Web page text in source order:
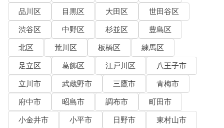
品川区
目黒区 大田区
世田谷区
渋谷区
中野区 杉並区
豊島区
北区
荒川区 板橋区
練馬区
足立区
葛飾区 江戸川区
八王子市
立川市
武蔵野市 三鷹市
青梅市
府中市
昭島市 調布市
町田市
小金井市
小平市 日野市
東村山市